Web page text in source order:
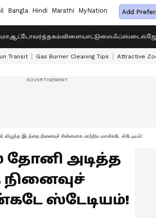
Bangla Hindi Marathi MyNation Add
ஆட்டோவர்த்தகம்விளையாட்டுலைஃப்ஸ்டைல்
Transit Gas Burner Cleaning Tips Attractive
விழுந்த இடத்தை நினைவுச் சின்னமாக மாற்றிய வான்கடே ஸ்டேடியம்!
தோனி அடித்த
ஸ்டேடியம்!